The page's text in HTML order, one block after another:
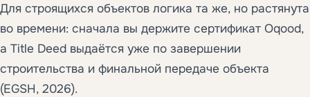
Для строящихся объектов логика та же, но растянута
во времени: сначала вы держите сертификат Oqood,
а Title Deed выдаётся уже по завершении
строительства и финальной передаче объекта
(EGSH, 2026).